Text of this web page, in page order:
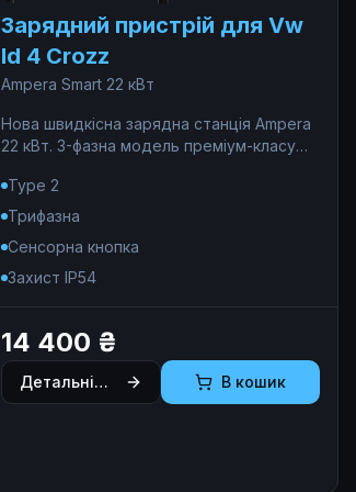
Зарядний пристрій для Vw
Id 4 Crozz
Ampera Smart 22 кВт
Нова швидкісна зарядна станція Ampera
22 кВт. 3-фазна модель преміум-класу
безпечної зарядки електромобіля
вдома.
Type 2
Трифазна
Сенсорна кнопка
Захист IP54
14 400 ₴
Детальніше В кошик